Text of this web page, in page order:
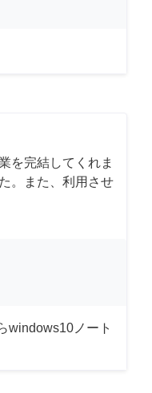
を完結してくれま
。また、利用させ
windows10ノート